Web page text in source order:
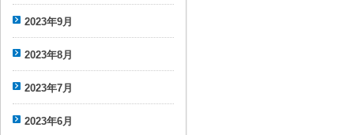
2023年9月
2023年8月
2023年7月
2023年6月